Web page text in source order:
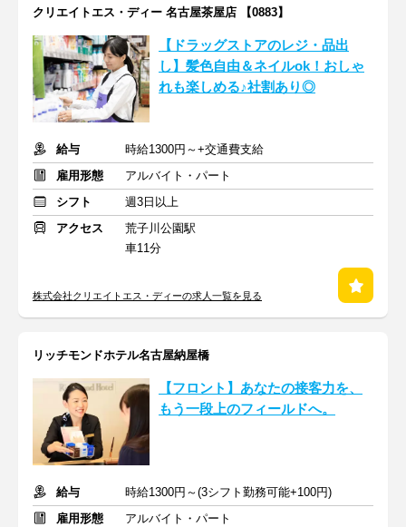
クリエイトエス・ディー 名古屋茶屋店 【0883】
【ドラッグストアのレジ・品出
し】髪色自由＆ネイルok！おしゃ
れも楽しめる♪社割あり◎
給与
時給1300円～+交通費支給
雇用形態
アルバイト・パート
シフト
週3日以上
アクセス
荒子川公園駅
車11分
株式会社クリエイトエス・ディーの求人一覧を見る
リッチモンドホテル名古屋納屋橋
【フロント】あなたの接客力を、
もう一段上のフィールドへ。
給与
時給1300円～(3シフト勤務可能+100円)
雇用形態
アルバイト・パート